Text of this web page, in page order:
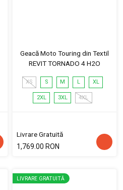
Geacă Moto Touring din Textil
REVIT TORNADO 4 H2O
XS S M L XL
2XL 3XL 4XL
Livrare Gratuită
1,769.00 RON
LIVRARE GRATUITĂ